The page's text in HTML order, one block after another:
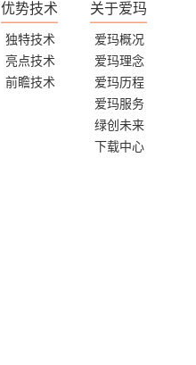
优势技术
独特技术
亮点技术
前瞻技术
关于爱玛
爱玛概况
爱玛理念
爱玛历程
爱玛服务
绿创未来
下载中心